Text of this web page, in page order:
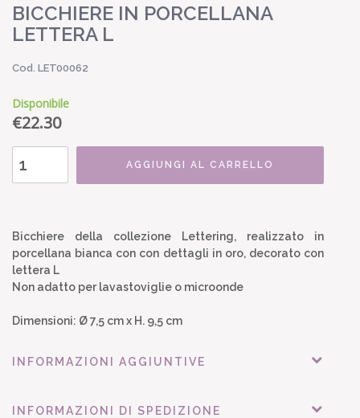
BICCHIERE IN PORCELLANA
LETTERA L
Cod. LET00062
Disponibile
€22.30
AGGIUNGI AL CARRELLO
Bicchiere della collezione Lettering, realizzato in
porcellana bianca con con dettagli in oro, decorato con
lettera L
Non adatto per lavastoviglie o microonde
Dimensioni: Ø 7,5 cm x H. 9,5 cm
INFORMAZIONI AGGIUNTIVE
INFORMAZIONI DI SPEDIZIONE